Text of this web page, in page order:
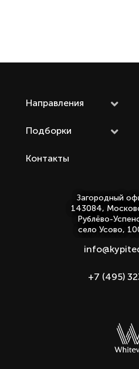
Направления
Подборки
Контакты
Загородный
143084,
Рублёво-
село Усово,
+7 (495)